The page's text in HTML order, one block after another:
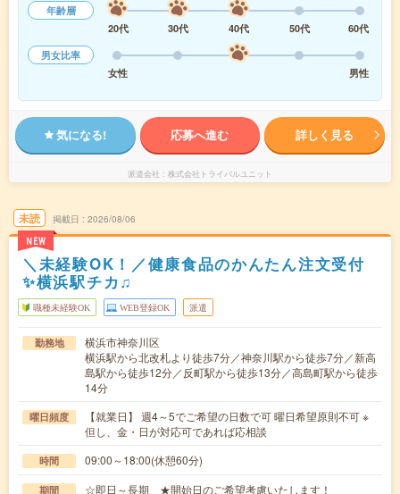
年齢層
20代
30代 40代 50代
60代
男女比率
女性
男性
気になる! 応募へ進む 詳しく見る
派遣会社 株式会社トライバルユニット
未読
NEW
掲載日 2026/08/06
＼未経験OK！／健康食品のかんたん注文受付
✨横浜駅チカ♫
職種未経験OK WEB登録OK 派遣
勤務地
横浜市神奈川区
横浜駅から北改札より徒歩7分／神奈川駅から徒歩7分／新高
島駅から徒歩12分／反町駅から徒歩13分／高島町駅から徒歩
14分
曜日頻度
【就業日】 週4～5でご希望の日数で可 曜日希望原則不可 ※
但し、金・日が対応可であれば応相談
時間 09:00～18:00(休憩60分)
期間 ☆即日～長期 ★開始日のご希望考慮いたします！